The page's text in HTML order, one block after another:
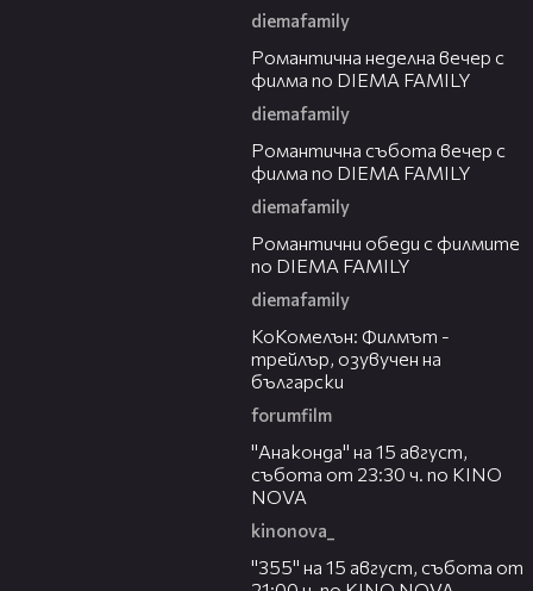
diemafamily
Романтичнa неделна вечер с
филма по DIEMA FAMILY
diemafamily
Романтичнa събота вечер с
филма по DIEMA FAMILY
diemafamily
Романтични обеди с филмите
по DIEMA FAMILY
diemafamily
КоКомелън: Филмът -
трейлър, озувучен на
български
forumfilm
"Анаконда" на 15 август,
събота от 23:30 ч. по KINO
NOVA
kinonova_
"355" на 15 август, събота от